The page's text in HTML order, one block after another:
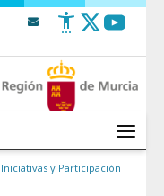
Menú
Iniciativas y Participación